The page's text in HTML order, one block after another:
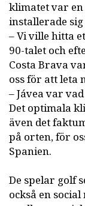
klimatet var
installerade
– Vi ville hitta
90-talet och
Costa Brava
oss för att leta
– Jávea var
Det optimala
även det
på orten, för
Spanien.
De spelar golf
också en